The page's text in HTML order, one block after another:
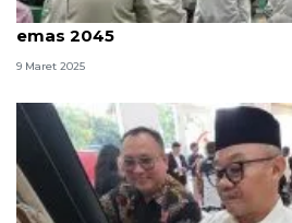
Wagub Kaltim: Pendidikan
emas 2045
9 Maret 2025